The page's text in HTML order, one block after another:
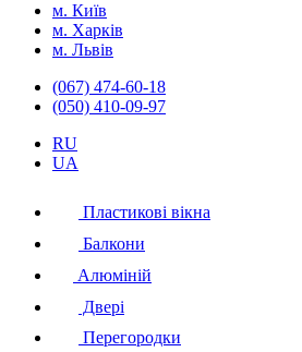
м. Київ
м. Харків
м. Львів
(067) 474-60-18
(050) 410-09-97
RU
UA
Пластикові вікна
Балкони
Алюміній
Двері
Перегородки